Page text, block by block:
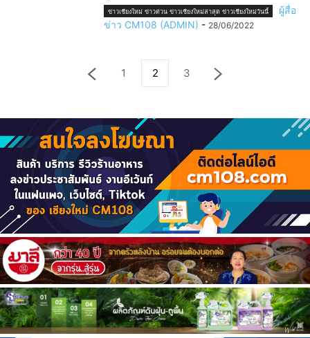
ข่าวเชียงใหม่ ข่าวด่วน ข่าวเชียงใหม่ล่าสุด ข่าวเชียงใหม่วันนี้
ผู้สื่อ
ข่าว CM108 (ADMIN) - 28/06/2022
1 2 3